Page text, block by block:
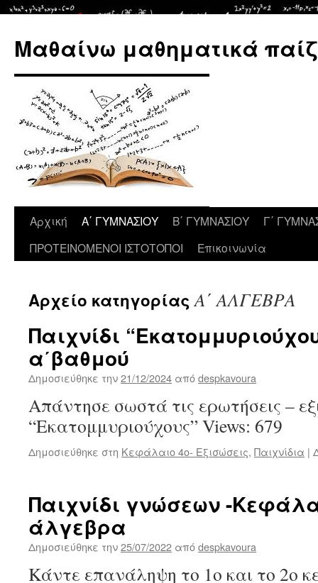
περιεχόμενο
Μαθαίνω μαθηματικά
Αρχική Α΄ ΓΥΜΝΑΣΙΟΥ Β΄ ΓΥΜΝΑΣΙΟΥ
Γ΄
ΠΡΟΤΕΙΝΟΜΕΝΟΙ ΙΣΤΟΤΟΠΟΙ
Επικοινωνία
Αρχείο κατηγορίαςΑ΄ ΑΛΓΕΒΡΑ
Παιχνίδι
α΄βαθμού
Δημοσιεύθηκε την21/12/2024 απόdespkavoura
Απάντησε σωστά τις ερωτήσεις –
“Εκατομμυριούχους” Views: 679
Δημοσιεύθηκε στη Κεφάλαιο 4ο- Εξισώσεις, Παιχνίδια |
Παιχνίδι γνώσεων -
άλγεβρα
Δημοσιεύθηκε την25/07/2022 απόdespkavoura
Κάντε επανάληψη το 1ο και το 2ο